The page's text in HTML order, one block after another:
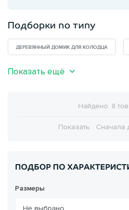
Подборки по типу
ДЕРЕВЯННЫЙ ДОМИК ДЛЯ КОЛОДЦА
Показать ещё
Найдено: 8
Показать: Сначала
ПОДБОР ПО
Размеры